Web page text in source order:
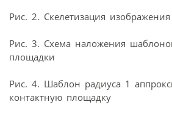
Рис. 2. Скелетизация изображения
Рис. 3. Схема наложения
площадки
Рис. 4. Шаблон радиуса 1
контактную площадку